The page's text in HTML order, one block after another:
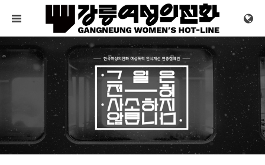
메뉴 건너뛰기